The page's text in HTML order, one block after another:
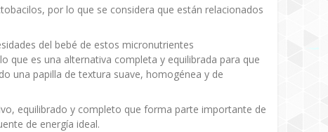
por lo que se considera que están relacionados
del bebé de estos micronutrientes
que es una alternativa completa y equilibrada para que
una papilla de textura suave, homogénea y de
equilibrado y completo que forma parte importante de
de energía ideal.